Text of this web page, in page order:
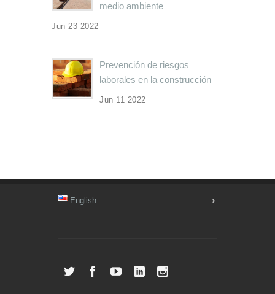
medio ambiente
Jun 23 2022
Prevención de riesgos
laborales en la construcción
Jun 11 2022
English